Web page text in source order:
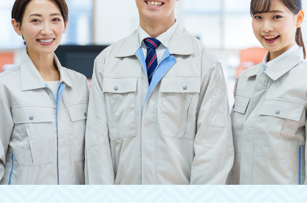
立ち合いが難しい場合も引き受けて
いただけますか？
はい。お時間を作るのが難しい方にも快
く対応させていただきます。
お問い合わせくださいませ。